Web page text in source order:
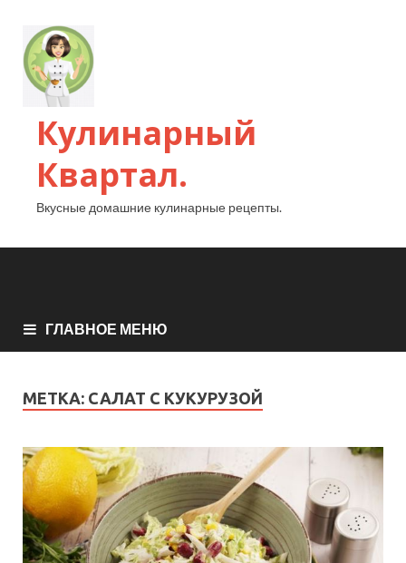
Кулинарный
Квартал.
Вкусные домашние кулинарные рецепты.
ГЛАВНОЕ МЕНЮ
МЕТКА: САЛАТ С КУКУРУЗОЙ